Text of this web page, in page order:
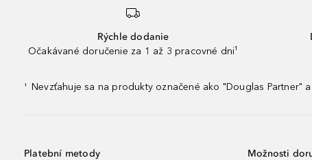
Rýchle dodanie
Očakávané doručenie za 1 až 3 pracovné dni¹
¹ Nevzťahuje sa na produkty označené ako "Douglas Partner"
Platební metody Možnosti